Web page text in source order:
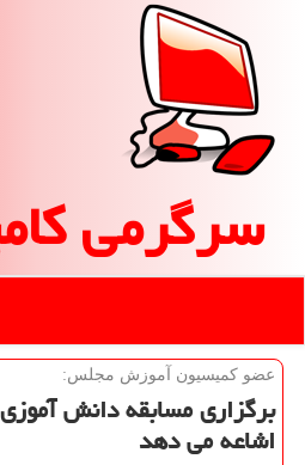
سرگرمی
عضو كمیسیون آموزش مجلس:
برگزاری مسابقه دانش
اشاعه می دهد